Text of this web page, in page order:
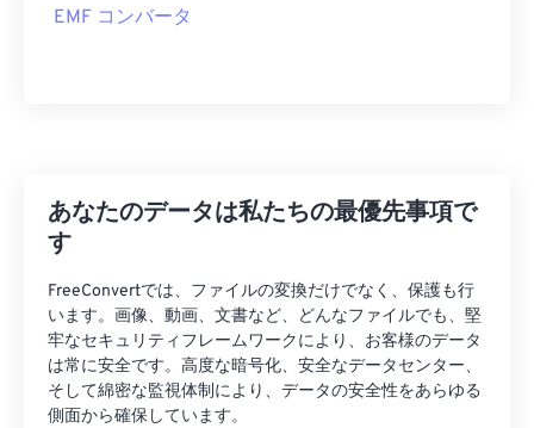
EMF コンバータ
あなたのデータは私たちの最優先事項で
す
FreeConvertでは、ファイルの変換だけでなく、保護も行
います。画像、動画、文書など、どんなファイルでも、堅
牢なセキュリティフレームワークにより、お客様のデータ
は常に安全です。高度な暗号化、安全なデータセンター、
そして綿密な監視体制により、データの安全性をあらゆる
側面から確保しています。